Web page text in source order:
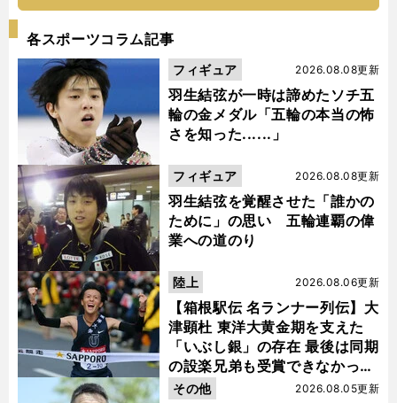
各スポーツコラム記事
羽生結弦が一時は諦めたソチ五
輪の金メダル「五輪の本当の怖
さを知った......」
2026.08.08更新
フィギュア
羽生結弦を覚醒させた「誰かの
ために」の思い 五輪連覇の偉
業への道のり
2026.08.08更新
フィギュア
【箱根駅伝 名ランナー列伝】大
津顕杜 東洋大黄金期を支えた
「いぶし銀」の存在 最後は同期
の設楽兄弟も受賞できなかった
金栗杯に輝く
2026.08.06更新
陸上
2026.08.05更新
その他